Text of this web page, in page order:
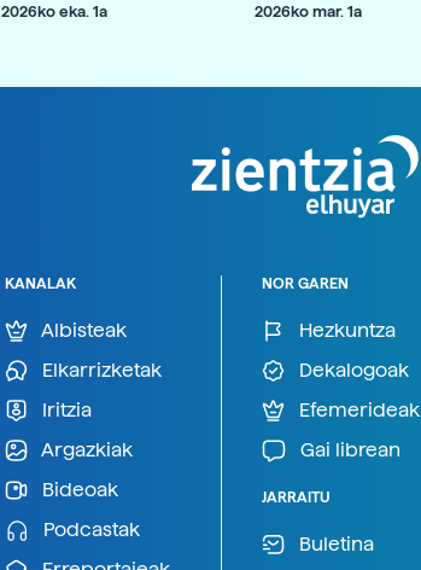
2026ko eka. 1a 2026ko mar. 1a
KANALAK
Albisteak
Elkarrizketak
Iritzia
Argazkiak
Bideoak
Podcastak
NOR GAREN
Hezkuntza
Dekalogoak
Efemerideak
Gai librean
JARRAITU
Buletina